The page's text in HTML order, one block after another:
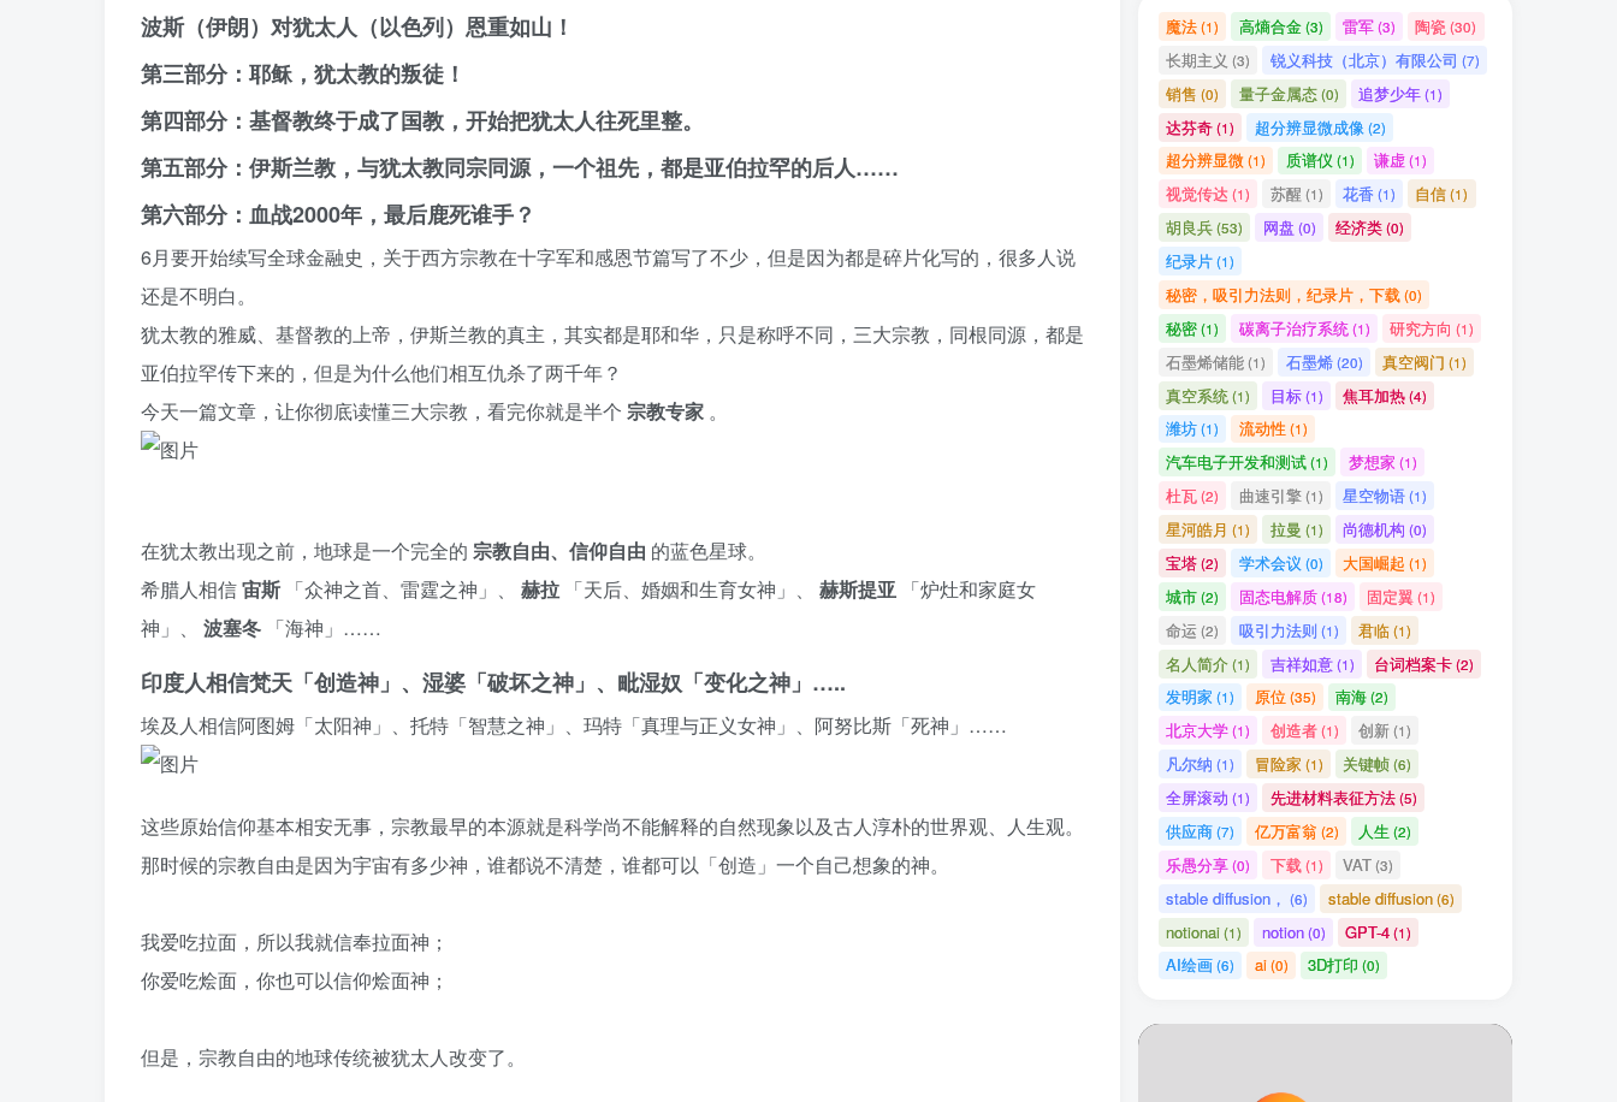
波斯（伊朗）对犹太人（以色列）恩重如山！
第三部分：耶稣，犹太教的叛徒！
第四部分：基督教终于成了国教，开始把犹太人往死里整。
第五部分：伊斯兰教，与犹太教同宗同源，一个祖先，都是亚伯拉罕的后人……
第六部分：血战2000年，最后鹿死谁手？
6月要开始续写全球金融史，关于西方宗教在十字军和感恩节篇写了不少，但是因为都是碎片化写的，很多人说
还是不明白。
犹太教的雅威、基督教的上帝，伊斯兰教的真主，其实都是耶和华，只是称呼不同，三大宗教，同根同源，都是
亚伯拉罕传下来的，但是为什么他们相互仇杀了两千年？
今天一篇文章，让你彻底读懂三大宗教，看完你就是半个 宗教专家 。
在犹太教出现之前，地球是一个完全的 宗教自由、信仰自由 的蓝色星球。
希腊人相信宙斯 「众神之首、雷霆之神」、 赫拉 「天后、婚姻和生育女神」、 赫斯提亚 「炉灶和家庭女
神」、 波塞冬 「海神」……
印度人相信梵天「创造神」、湿婆「破坏之神」、毗湿奴「变化之神」…..
埃及人相信阿图姆「太阳神」、托特「智慧之神」、玛特「真理与正义女神」、阿努比斯「死神」……
这些原始信仰基本相安无事，宗教最早的本源就是科学尚不能解释的自然现象以及古人淳朴的世界观、人生观。
那时候的宗教自由是因为宇宙有多少神，谁都说不清楚，谁都可以「创造」一个自己想象的神。
我爱吃拉面，所以我就信奉拉面神；
你爱吃烩面，你也可以信仰烩面神；
但是，宗教自由的地球传统被犹太人改变了。
魔法(1) 高熵合金(3) 雷军(3) 陶瓷(30)
长期主义 (3) 锐义科技（北京）有限公司 (7)
销售 (0) 量子金属态(0) 追梦少年(1)
达芬奇(1) 超分辨显微成像 (2)
超分辨显微(1) 质谱仪 (1) 谦虚(1)
视觉传达(1) 苏醒 (1) 花香 (1) 自信(1)
胡良兵(53) 网盘 (0) 经济类(0)
纪录片(1)
秘密，吸引力法则，纪录片，下载(0)
秘密(1) 碳离子治疗系统(1) 研究方向 (1)
石墨烯储能(1) 石墨烯(20) 真空阀门 (1)
真空系统(1) 目标(1) 焦耳加热(4)
潍坊(1) 流动性 (1)
汽车电子开发和测试(1) 梦想家 (1)
杜瓦(2) 曲速引擎(1) 星空物语(1)
星河皓月 (1) 拉曼 (1) 尚德机构 (0)
宝塔(2) 学术会议 (0) 大国崛起 (1)
城市(2) 固态电解质(18) 固定翼(1)
命运(2) 吸引力法则 (1) 君临(1)
名人简介(1) 吉祥如意(1) 台词档案卡(2)
发明家 (1) 原位 (35) 南海(2)
北京大学(1) 创造者(1) 创新(1)
凡尔纳 (1) 冒险家 (1) 关键帧(6)
全屏滚动 (1) 先进材料表征方法(5)
供应商(7) 亿万富翁 (2) 人生 (2)
乐愚分享(0) 下载(1) VAT(3)
stable diffusion， (6) stable diffusion(6)
notionai(1) notion(0) GPT-4(1)
AI绘画(6) ai(0) 3D打印 (0)